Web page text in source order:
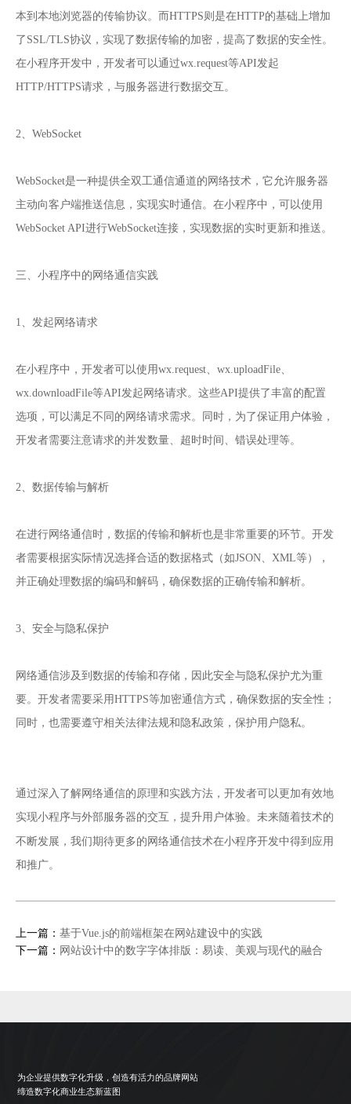
本到本地浏览器的传输协议。而HTTPS则是在HTTP的基础上增加
了SSL/TLS协议，实现了数据传输的加密，提高了数据的安全性。
在小程序开发中，开发者可以通过wx.request等API发起
HTTP/HTTPS请求，与服务器进行数据交互。
2、WebSocket
WebSocket是一种提供全双工通信通道的网络技术，它允许服务器
主动向客户端推送信息，实现实时通信。在小程序中，可以使用
WebSocket API进行WebSocket连接，实现数据的实时更新和推送。
三、小程序中的网络通信实践
1、发起网络请求
在小程序中，开发者可以使用wx.request、wx.uploadFile、
wx.downloadFile等API发起网络请求。这些API提供了丰富的配置
选项，可以满足不同的网络请求需求。同时，为了保证用户体验，
开发者需要注意请求的并发数量、超时时间、错误处理等。
2、数据传输与解析
在进行网络通信时，数据的传输和解析也是非常重要的环节。开发
者需要根据实际情况选择合适的数据格式（如JSON、XML等），
并正确处理数据的编码和解码，确保数据的正确传输和解析。
3、安全与隐私保护
网络通信涉及到数据的传输和存储，因此安全与隐私保护尤为重
要。开发者需要采用HTTPS等加密通信方式，确保数据的安全性；
同时，也需要遵守相关法律法规和隐私政策，保护用户隐私。
通过深入了解网络通信的原理和实践方法，开发者可以更加有效地
实现小程序与外部服务器的交互，提升用户体验。未来随着技术的
不断发展，我们期待更多的网络通信技术在小程序开发中得到应用
和推广。
上一篇： 基于Vue.js的前端框架在网站建设中的实践
下一篇： 网站设计中的数字字体排版：易读、美观与现代的融合
为企业提供数字化升级，创造有活力的品牌网站
缔造数字化商业生态新蓝图